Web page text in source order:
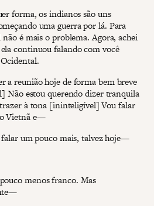
forma, os indianos são uns
uma guerra por lá. Para
é mais o problema. Agora, achei
continuou falando com você
a reunião hoje de forma bem breve
estou querendo dizer tranquila
à tona [ininteligível] Vou falar
Vietnã e—
um pouco mais, talvez hoje—
menos franco. Mas